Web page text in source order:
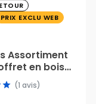
PRIX EXCLU WEB
Assortiment
en bois
- BLOCKX
(1 avis)